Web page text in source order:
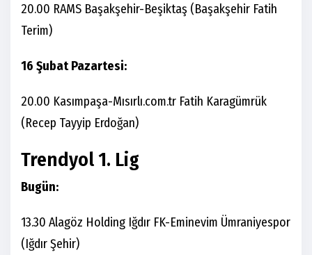
20.00 RAMS Başakşehir-Beşiktaş (Başakşehir Fatih
Terim)
16 Şubat Pazartesi:
20.00 Kasımpaşa-Mısırlı.com.tr Fatih Karagümrük
(Recep Tayyip Erdoğan)
Trendyol 1. Lig
Bugün:
13.30 Alagöz Holding Iğdır FK-Eminevim Ümraniyespor
(Iğdır Şehir)